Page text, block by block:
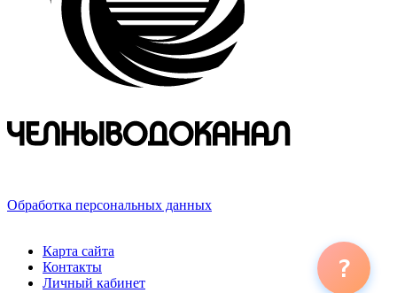
Обработка персональных данных
Карта сайта
Контакты
Личный кабинет
?